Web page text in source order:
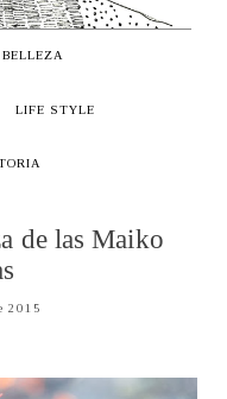
BELLEZA
LIFE STYLE
de las Maiko
2015